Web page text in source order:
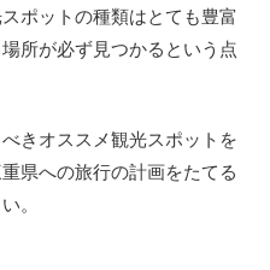
ポットの種類はとても豊富
所が必ず見つかるという点
きオススメ観光スポットを
県への旅行の計画をたてる
。